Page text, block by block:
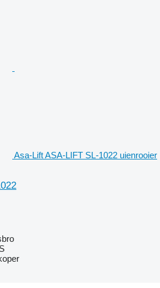
Asa-Lift ASA-LIFT SL-1022 uienrooier